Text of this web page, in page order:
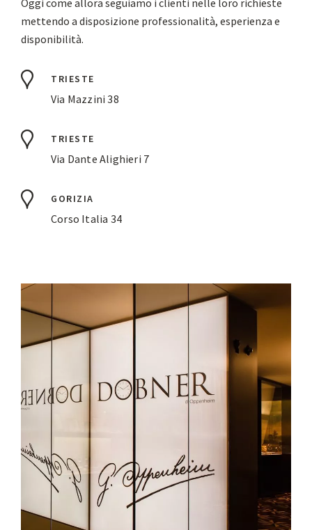
Oggi come allora seguiamo i clienti nelle loro richieste
mettendo a disposizione professionalità, esperienza e
disponibilità.
TRIESTE
Via Mazzini 38
TRIESTE
Via Dante Alighieri 7
GORIZIA
Corso Italia 34